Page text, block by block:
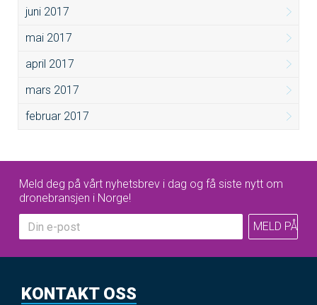
juni 2017
mai 2017
april 2017
mars 2017
februar 2017
Meld deg på vårt nyhetsbrev i dag og få siste nytt om
dronebransjen i Norge!
KONTAKT OSS